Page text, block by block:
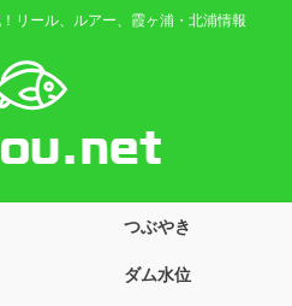
リール、ルアー、霞ヶ浦・北浦情報
つぶやき
ダム水位